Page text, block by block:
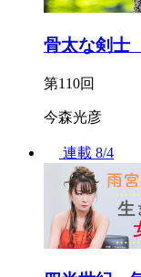
骨太な剣士
第110回
今森光彦
連載 8/4